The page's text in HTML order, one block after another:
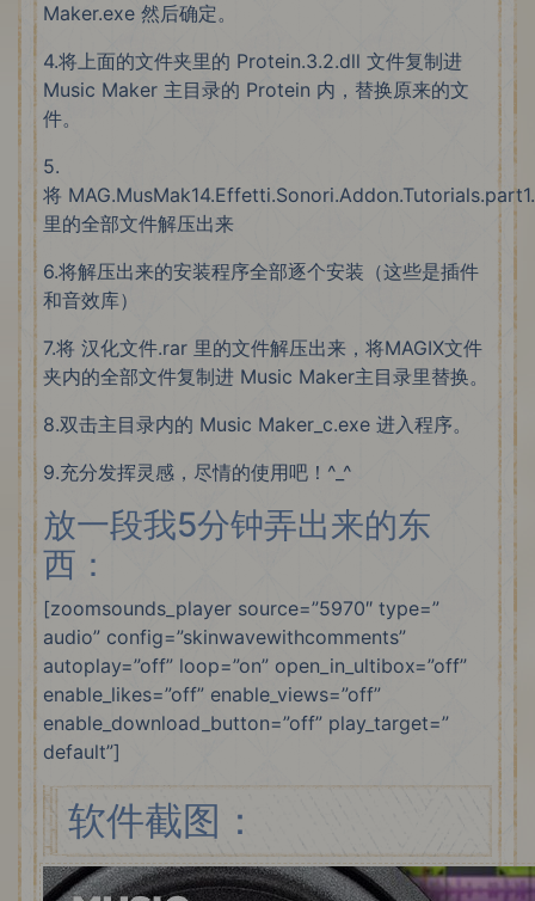
Maker.exe 然后确定。
4.将上面的文件夹里的 Protein.3.2.dll 文件复制进
Music Maker 主目录的 Protein 内，替换原来的文
件。
5.
将
里的全部文件解压出来
6.将解压出来的安装程序全部逐个安装（这些是插件
和音效库）
7.将 汉化文件.rar 里的文件解压出来，将MAGIX文件
夹内的全部文件复制进 Music Maker主目录里替换。
8.双击主目录内的 Music Maker_c.exe 进入程序。
9.充分发挥灵感，尽情的使用吧！^_^
放一段我5分钟弄出来的东
西：
[zoomsounds_player source=”5970″ type=”
audio” config=”skinwavewithcomments”
autoplay=”off” loop=”on” open_in_ultibox=”off”
enable_likes=”off” enable_views=”off”
enable_download_button=”off” play_target=”
default”]
软件截图：